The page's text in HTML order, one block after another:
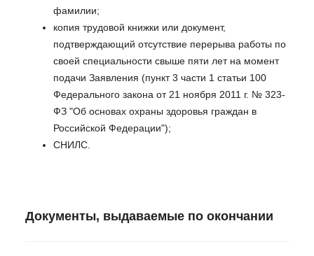
фамилии;
копия трудовой книжки или документ,
подтверждающий отсутствие перерыва работы по
своей специальности свыше пяти лет на момент
подачи Заявления (пункт 3 части 1 статьи 100
Федерального закона от 21 ноября 2011 г. № 323-
ФЗ "Об основах охраны здоровья граждан в
Российской Федерации");
СНИЛС.
Документы, выдаваемые по окончании